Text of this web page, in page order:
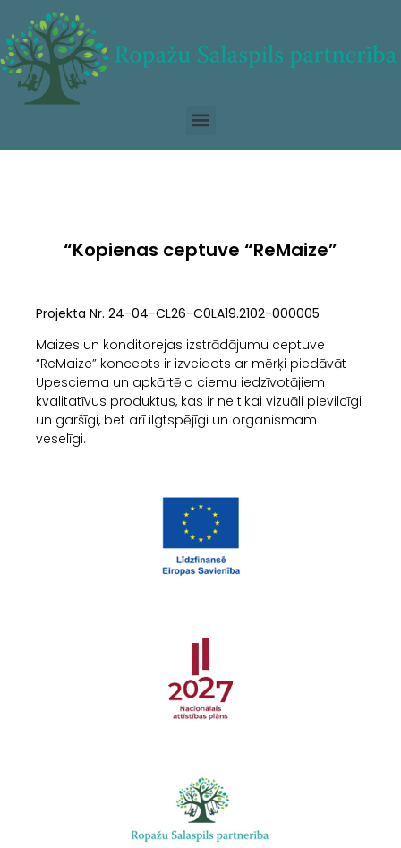
“Kopienas ceptuve “ReMaize”
Projekta Nr. 24-04-CL26-C0LA19.2102-000005
Maizes un konditorejas izstrādājumu ceptuve
“ReMaize” koncepts ir izveidots ar mērķi piedāvāt
Upesciema un apkārtējo ciemu iedzīvotājiem
kvalitatīvus produktus, kas ir ne tikai vizuāli pievilcīgi
un garšīgi, bet arī ilgtspējīgi un organismam
veselīgi.